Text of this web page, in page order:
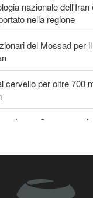
nazionale dell'Iran
nella regione
del Mossad per
cervello per oltre 700
Iran e Oman non